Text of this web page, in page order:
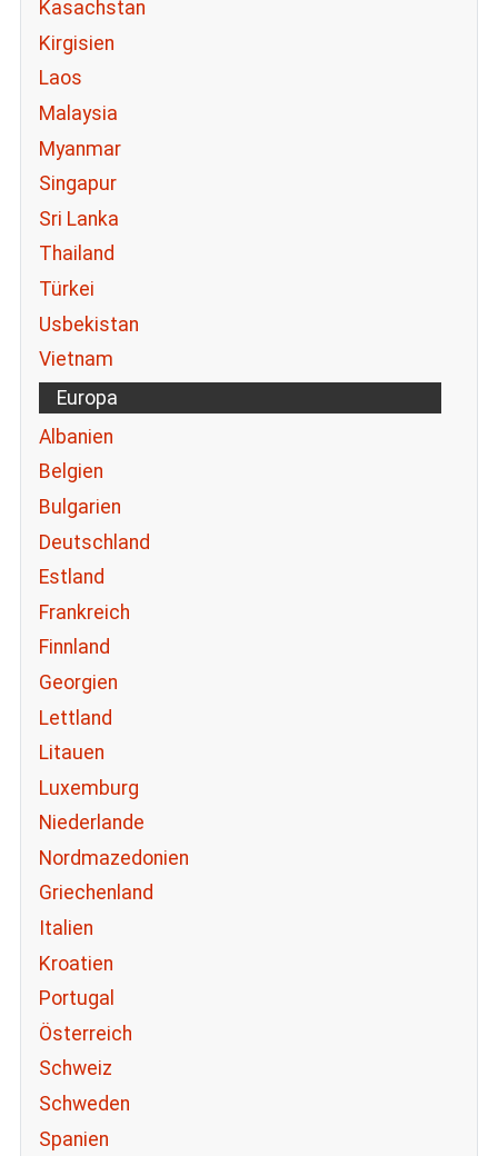
Kasachstan
Kirgisien
Laos
Malaysia
Myanmar
Singapur
Sri Lanka
Thailand
Türkei
Usbekistan
Vietnam
Europa
Albanien
Belgien
Bulgarien
Deutschland
Estland
Frankreich
Finnland
Georgien
Lettland
Litauen
Luxemburg
Niederlande
Nordmazedonien
Griechenland
Italien
Kroatien
Portugal
Österreich
Schweiz
Schweden
Spanien